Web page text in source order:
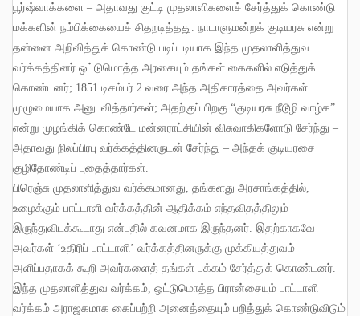
பூர்ஷ்வாக்களை – அதாவது குட்டி முதலாளிகளைச் சேர்த்துக் கொண்டு
மக்களின் நம்பிக்கையைச் சிதறடித்தது. நாடாளுமன்றக் குடியரசு என்று
தன்னை அறிவித்துக் கொண்டு படிப்படியாக இந்த முதலாளித்துவ
வர்க்கத்தினர் ஒட்டுமொத்த அரசையும் தங்கள் கைகளில் எடுத்துக்
கொண்டனர்; 1851 டிசம்பர் 2 வரை அந்த அதிகாரத்தை அவர்கள்
முழுமையாக அனுபவித்தார்கள்; அதற்குப் பிறகு “குடியரசு நீடூழி வாழ்க”
என்று முழங்கிக் கொண்டே மன்னராட்சியின் விசுவாகிகளோடு சேர்ந்து –
அதாவது நிலப்பிரபு வர்க்கத்தினருடன் சேர்ந்து – அந்தக் குடியரசை
குழிதோண்டிப் புதைத்தார்கள்.
பிரெஞ்சு முதலாளித்துவ வர்க்கமானது, தங்களது அரசாங்கத்தில்,
உழைக்கும் பாட்டாளி வர்க்கத்தின் ஆதிக்கம் எந்தவிதத்திலும்
இருந்துவிடக்கூடாது என்பதில் கவனமாக இருந்தனர். இதற்காகவே
அவர்கள் ‘உதிரிப் பாட்டாளி’ வர்க்கத்தினருக்கு முக்கியத்துவம்
அளிப்பதாகக் கூறி அவர்களைத் தங்கள் பக்கம் சேர்த்துக் கொண்டனர்.
இந்த முதலாளித்துவ வர்க்கம், ஒட்டுமொத்த பிரான்சையும் பாட்டாளி
வர்க்கம் அராஜகமாக கைப்பற்றி அனைத்தையும் பறித்துக் கொண்டுவிடும்